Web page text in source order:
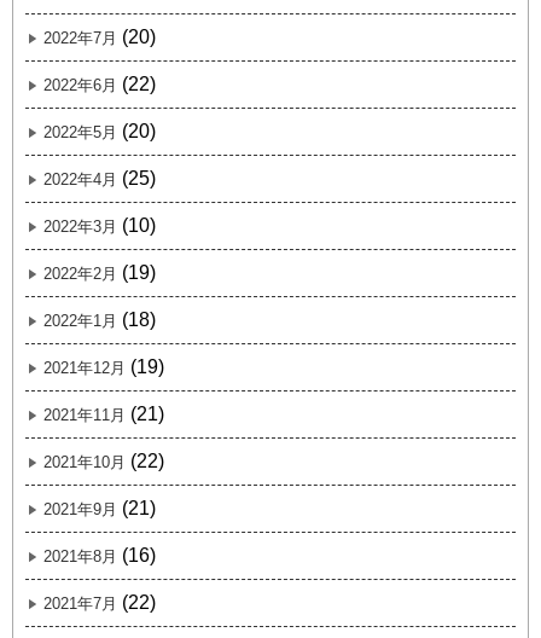
2022年7月 (20)
2022年6月 (22)
2022年5月 (20)
2022年4月 (25)
2022年3月 (10)
2022年2月 (19)
2022年1月 (18)
2021年12月 (19)
2021年11月 (21)
2021年10月 (22)
2021年9月 (21)
2021年8月 (16)
2021年7月 (22)